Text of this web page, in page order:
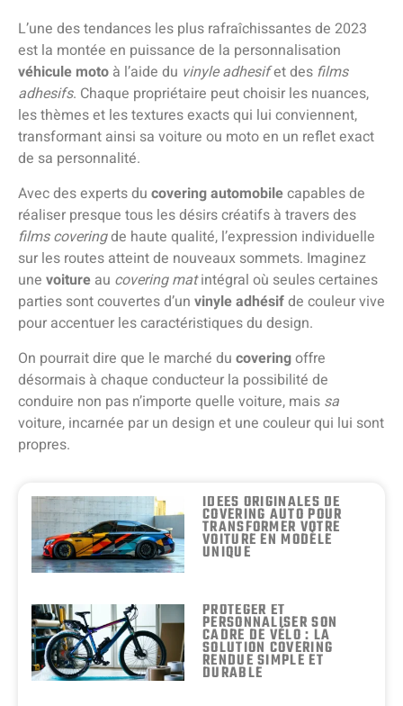
L’une des tendances les plus rafraîchissantes de 2023
est la montée en puissance de la personnalisation
véhicule moto à l’aide du vinyle adhesifet des films
adhesifs. Chaque propriétaire peut choisir les nuances,
les thèmes et les textures exacts qui lui conviennent,
transformant ainsi sa voiture ou moto en un reflet exact
de sa personnalité.
Avec des experts du covering automobilecapables de
réaliser presque tous les désirs créatifs à travers des
films coveringde haute qualité, l’expression individuelle
sur les routes atteint de nouveaux sommets. Imaginez
une voiture au covering matintégral où seules certaines
parties sont couvertes d’un vinyle adhésifde couleur vive
pour accentuer les caractéristiques du design.
On pourrait dire que le marché du coveringoffre
désormais à chaque conducteur la possibilité de
conduire non pas n’importe quelle voiture, mais sa
voiture, incarnée par un design et une couleur qui lui sont
propres.
IDÉES ORIGINALES DE
COVERING AUTO POUR
TRANSFORMER VOTRE
VOITURE EN MODÈLE
UNIQUE
PROTÉGER ET
PERSONNALISER SON
CADRE DE VÉLO : LA
SOLUTION COVERING
RENDUE SIMPLE ET
DURABLE